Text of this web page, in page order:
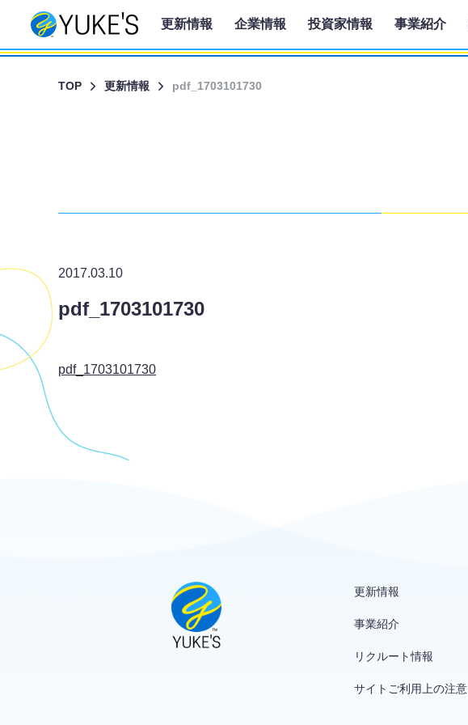
更新情報 企業情報 投資家情報 事業紹介
TOP 更新情報 pdf_1703101730
2017.03.10
pdf_1703101730
pdf_1703101730
更新情報
事業紹介
リクルート情報
サイトご利用上の注意